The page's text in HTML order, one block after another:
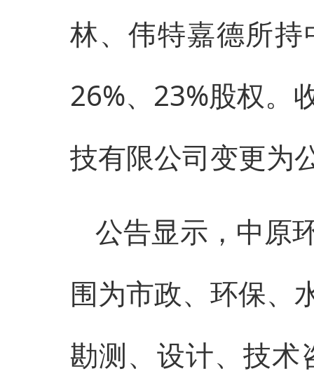
林、伟特嘉德所
26%、23%股权。
技有限公司变更为
公告显示，中原
围为市政、环保、
勘测、设计、技